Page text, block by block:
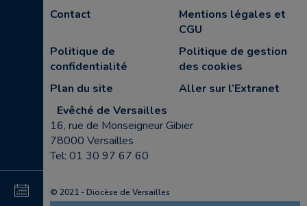
au
Contact
Mentions légales et
CGU
Politique de
confidentialité
Politique de gestion
des cookies
Plan du site
Aller sur l’Extranet
Evêché de Versailles
16, rue de Monseigneur Gibier
78000 Versailles
Tel: 01 30 97 67 60
© 2021 - Diocèse de Versailles